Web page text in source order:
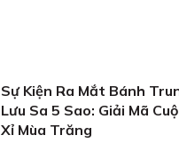
Sự Kiện Ra Mắt Bánh
Lưu Sa 5 Sao: Giải Mã
Xỉ Mùa Trăng